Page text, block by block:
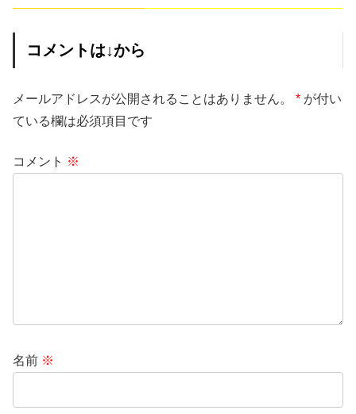
コメントは↓から
メールアドレスが公開されることはありません。 * が付い
ている欄は必須項目です
コメント ※
名前 ※